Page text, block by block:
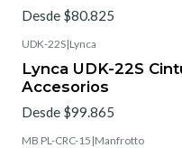
Desde $80.825
UDK-22S|Lynca
Lynca UDK-22S
Accesorios
Desde $99.865
MB PL-CRC-15 |Manfrotto